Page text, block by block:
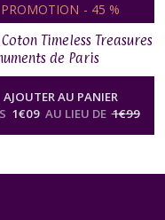
PROMOTION - 45 %
Coton Timeless Treasures
de Paris
AJOUTER AU PANIER
1€09 AU LIEU DE 1€99